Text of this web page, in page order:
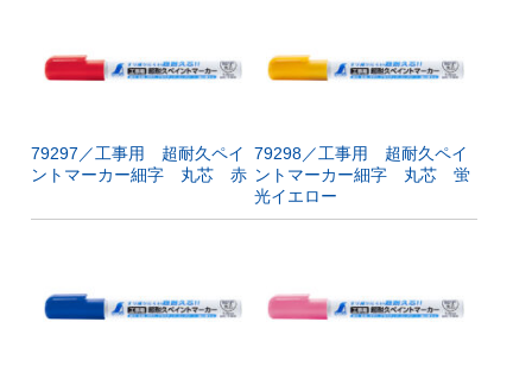
79297／工事用 超耐久ペイ
ントマーカー細字 丸芯 赤
79298／工事用 超耐久ペイ
ントマーカー細字 丸芯 蛍
光イエロー